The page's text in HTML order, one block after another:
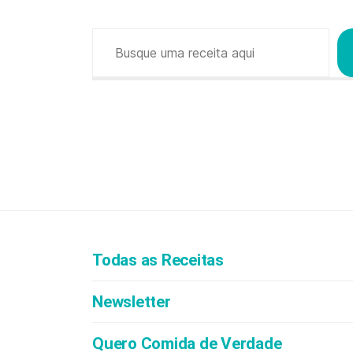
Todas as Receitas
Newsletter
Quero Comida de Verdade